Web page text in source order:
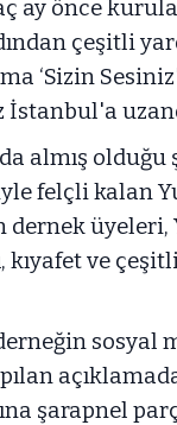
ay önce
çeşitli
‘Sizin
İstanbul'a
almış olduğu
felçli kalan
dernek üyeleri,
kıyafet ve
sosyal
şarapnel